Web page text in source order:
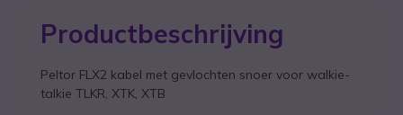
Productbeschrijving
Peltor FLX2 kabel met gevlochten snoer voor walkie-
talkie TLKR, XTK, XTB